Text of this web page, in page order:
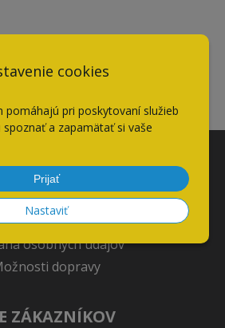
cookies
pomáhajú pri poskytovaní služieb
a zapamätať si vaše
Prijať
Nastaviť
ktorý som nevedel v iných
O NÁKUPE
podmienky
podmienky
osobných údajov
dopravy
ZÁKAZNÍKOV